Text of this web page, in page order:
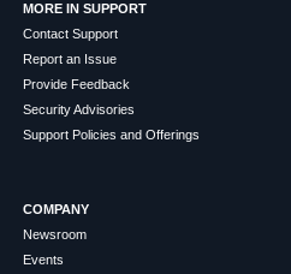
MORE IN SUPPORT
Contact Support
Report an Issue
Provide Feedback
Security Advisories
Support Policies and Offerings
COMPANY
Newsroom
Events